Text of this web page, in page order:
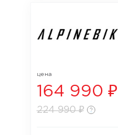
цена
164 990 ₽
224 990 ₽